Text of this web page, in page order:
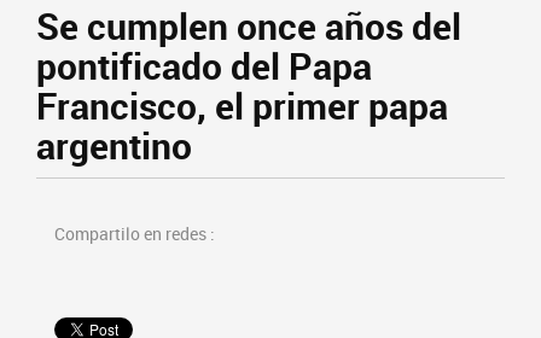
Se cumplen once años del
pontificado del Papa
Francisco, el primer papa
argentino
Compartilo en redes :